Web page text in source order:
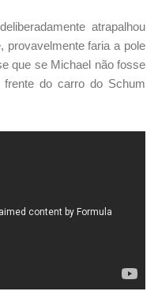
atrapalhou
provavelmente faria a pole
que se Michael não fosse
frente do carro do Schum